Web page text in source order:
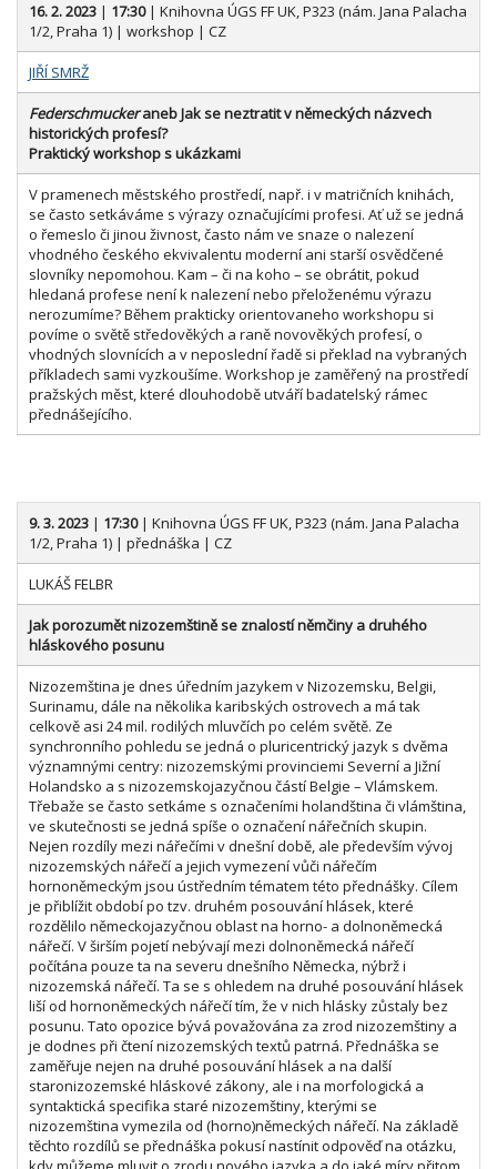
16. 2. 2023 | 17:30| Knihovna ÚGS FF UK, P323 (nám. Jana Palacha
1/2, Praha 1) | workshop | CZ
JIŘÍ SMRŽ
Federschmuckeraneb Jak se neztratit v německých názvech
historických profesí?
Praktický workshop s ukázkami
V pramenech městského prostředí, např. i v matričních knihách,
se často setkáváme s výrazy označujícími profesi. Ať už se jedná
o řemeslo či jinou živnost, často nám ve snaze o nalezení
vhodného českého ekvivalentu moderní ani starší osvědčené
slovníky nepomohou. Kam – či na koho – se obrátit, pokud
hledaná profese není k nalezení nebo přeloženému výrazu
nerozumíme? Během prakticky orientovaneho workshopu si
povíme o světě středověkých a raně novověkých profesí, o
vhodných slovnících a v neposlední řadě si překlad na vybraných
příkladech sami vyzkoušíme. Workshop je zaměřený na prostředí
pražských měst, které dlouhodobě utváří badatelský rámec
přednášejícího.
9. 3. 2023 | 17:30| Knihovna ÚGS FF UK, P323 (nám. Jana Palacha
1/2, Praha 1) | přednáška | CZ
LUKÁŠ FELBR
Jak porozumět nizozemštině se znalostí němčiny a druhého
hláskového posunu
Nizozemština je dnes úředním jazykem v Nizozemsku, Belgii,
Surinamu, dále na několika karibských ostrovech a má tak
celkově asi 24 mil. rodilých mluvčích po celém světě. Ze
synchronního pohledu se jedná o pluricentrický jazyk s dvěma
významnými centry: nizozemskými provinciemi Severní a Jižní
Holandsko a s nizozemskojazyčnou částí Belgie – Vlámskem.
Třebaže se často setkáme s označeními holandština či vlámština,
ve skutečnosti se jedná spíše o označení nářečních skupin.
Nejen rozdíly mezi nářečími v dnešní době, ale především vývoj
nizozemských nářečí a jejich vymezení vůči nářečím
hornoněmeckým jsou ústředním tématem této přednášky. Cílem
je přiblížit období po tzv. druhém posouvání hlásek, které
rozdělilo německojazyčnou oblast na horno- a dolnoněmecká
nářečí. V širším pojetí nebývají mezi dolnoněmecká nářečí
počítána pouze ta na severu dnešního Německa, nýbrž i
nizozemská nářečí. Ta se s ohledem na druhé posouvání hlásek
liší od hornoněmeckých nářečí tím, že v nich hlásky zůstaly bez
posunu. Tato opozice bývá považována za zrod nizozemštiny a
je dodnes při čtení nizozemských textů patrná. Přednáška se
zaměřuje nejen na druhé posouvání hlásek a na další
staronizozemské hláskové zákony, ale i na morfologická a
syntaktická specifika staré nizozemštiny, kterými se
nizozemština vymezila od (horno)německých nářečí. Na základě
těchto rozdílů se přednáška pokusí nastínit odpověď na otázku,